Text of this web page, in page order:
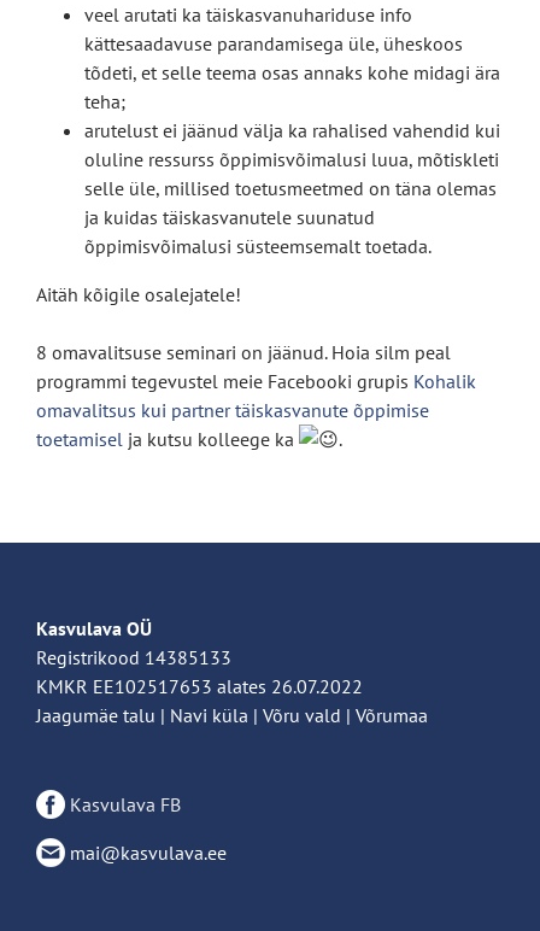
veel arutati ka täiskasvanuhariduse info
kättesaadavuse parandamisega üle, üheskoos
tõdeti, et selle teema osas annaks kohe midagi ära
teha;
arutelust ei jäänud välja ka rahalised vahendid kui
oluline ressurss õppimisvõimalusi luua, mõtiskleti
selle üle, millised toetusmeetmed on täna olemas
ja kuidas täiskasvanutele suunatud
õppimisvõimalusi süsteemsemalt toetada.
Aitäh kõigile osalejatele!
8 omavalitsuse seminari on jäänud. Hoia silm peal
programmi tegevustel meie Facebooki grupis Kohalik
omavalitsus kui partner täiskasvanute õppimise
toetamisel ja kutsu kolleege ka .
Kasvulava OÜ
Registrikood 14385133
KMKR EE102517653 alates 26.07.2022
Jaagumäe talu | Navi küla | Võru vald | Võrumaa
Kasvulava FB
mai@kasvulava.ee